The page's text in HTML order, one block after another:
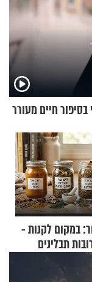
חיים מעורר
במקום לקנות -
5 תערובות תבלינים